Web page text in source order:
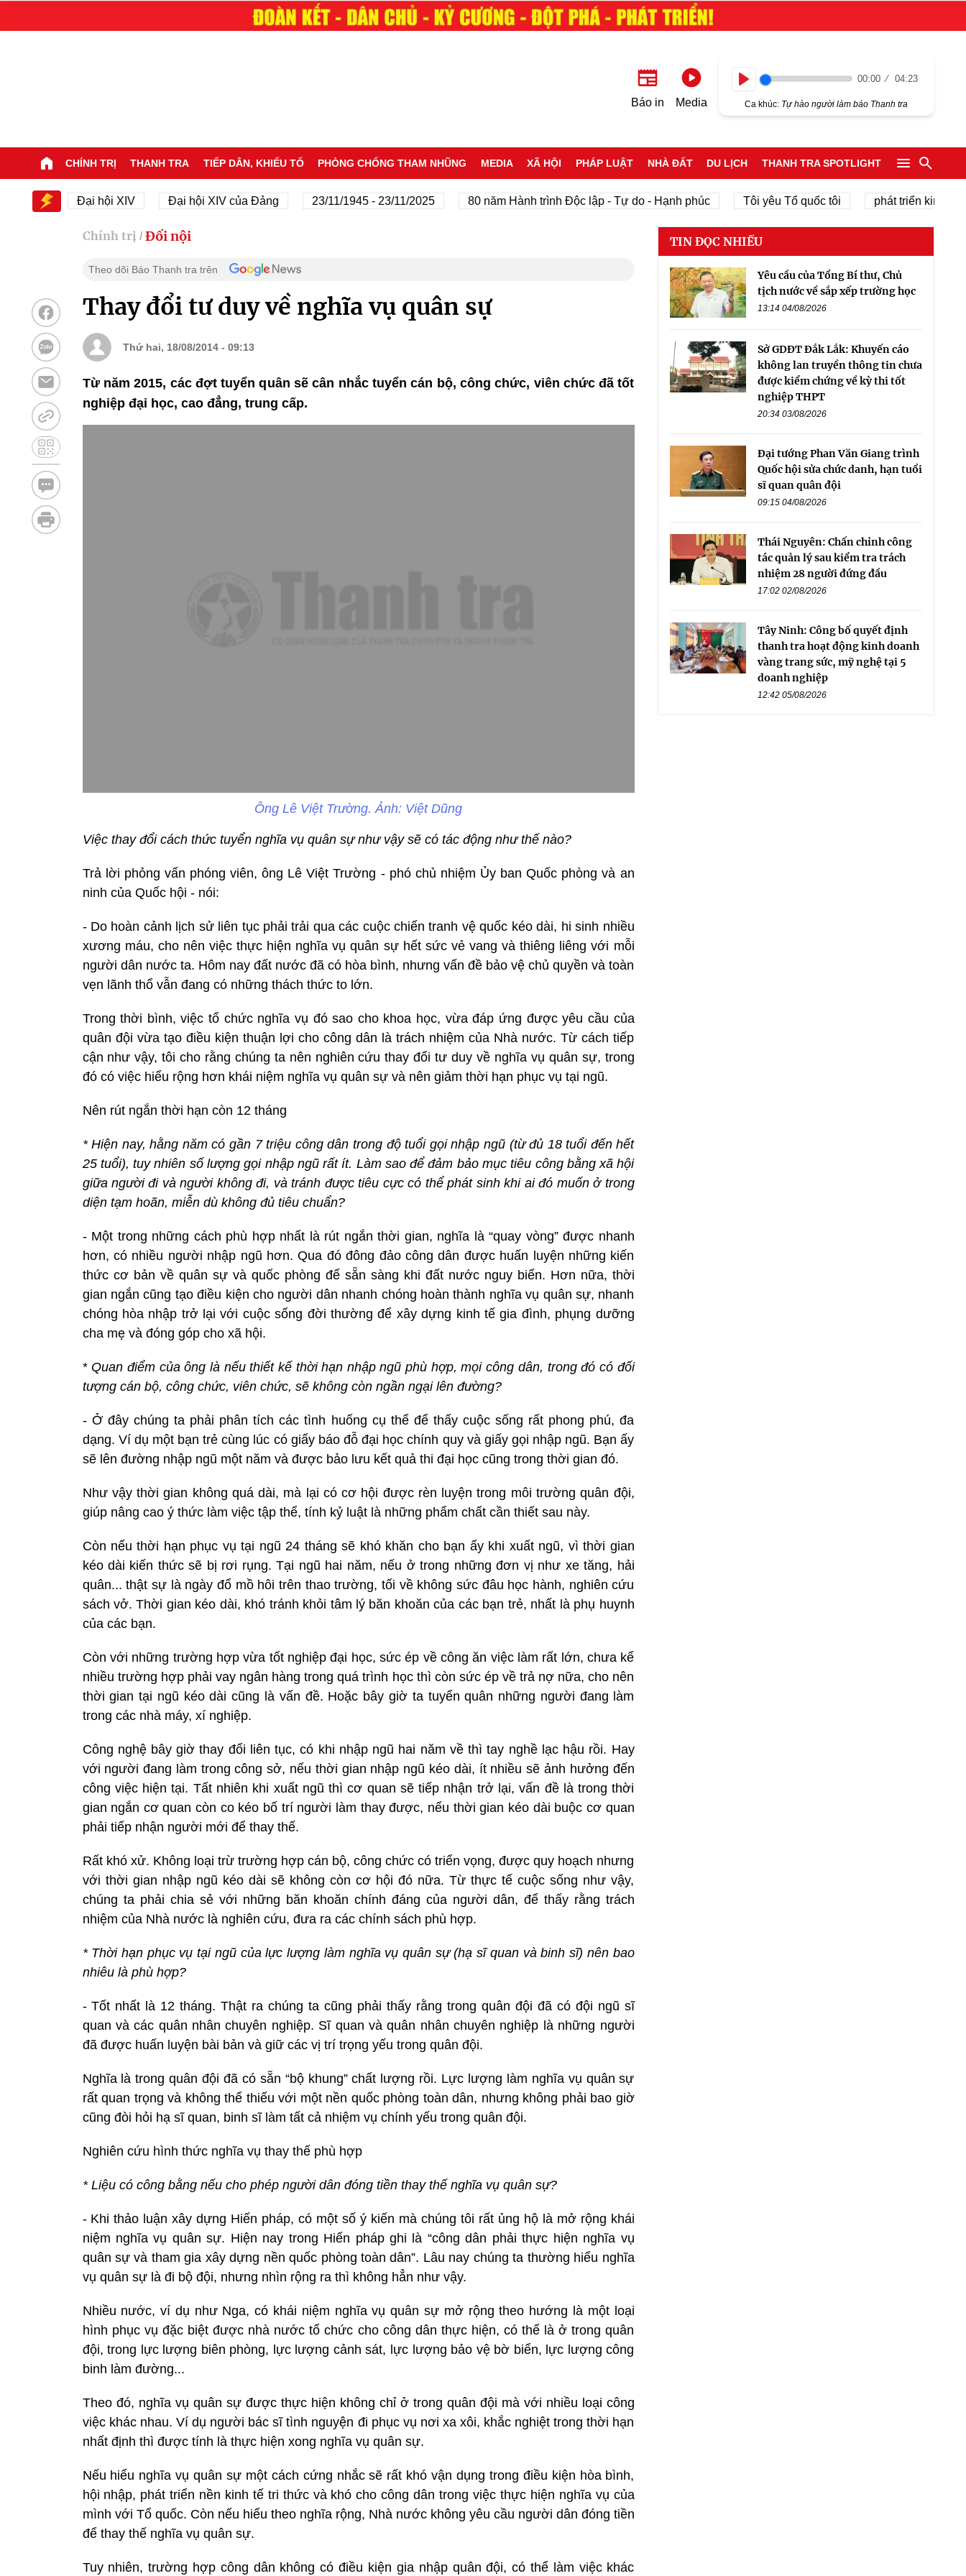
Báo in Media
00:00 04:23
Ca khúc: Tự hào người làm báo Thanh tra
CHÍNH TRỊ THANH TRA TIẾP DÂN, KHIẾU TỐ PHÒNG CHỐNG THAM NHŨNG MEDIA XÃ HỘI PHÁP LUẬT NHÀ ĐẤT DU LỊCH THANH TRA SPOTLIGHT
Đại hội XIV Đại hội XIV của Đảng 23/11/1945 - 23/11/2025 80 năm Hành trình Độc lập - Tự do - Hạnh phúc Tôi yêu Tổ quốc tôi phát triển kinh tế tư
Chính trị / Đối nội
Theo dõi Báo Thanh tra trên
Thay đổi tư duy về nghĩa vụ quân sự
Thứ hai, 18/08/2014 - 09:13
Từ năm 2015, các đợt tuyển quân sẽ cân nhắc tuyển cán bộ, công chức, viên chức đã tốt
nghiệp đại học, cao đẳng, trung cấp.
Ông Lê Việt Trường. Ảnh: Việt Dũng
Việc thay đổi cách thức tuyển nghĩa vụ quân sự như vậy sẽ có tác động như thế nào?
Trả lời phỏng vấn phóng viên, ông Lê Việt Trường - phó chủ nhiệm Ủy ban Quốc phòng và an
ninh của Quốc hội - nói:
- Do hoàn cảnh lịch sử liên tục phải trải qua các cuộc chiến tranh vệ quốc kéo dài, hi sinh nhiều
xương máu, cho nên việc thực hiện nghĩa vụ quân sự hết sức vẻ vang và thiêng liêng với mỗi
người dân nước ta. Hôm nay đất nước đã có hòa bình, nhưng vấn đề bảo vệ chủ quyền và toàn
vẹn lãnh thổ vẫn đang có những thách thức to lớn.
Trong thời bình, việc tổ chức nghĩa vụ đó sao cho khoa học, vừa đáp ứng được yêu cầu của
quân đội vừa tạo điều kiện thuận lợi cho công dân là trách nhiệm của Nhà nước. Từ cách tiếp
cận như vậy, tôi cho rằng chúng ta nên nghiên cứu thay đổi tư duy về nghĩa vụ quân sự, trong
đó có việc hiểu rộng hơn khái niệm nghĩa vụ quân sự và nên giảm thời hạn phục vụ tại ngũ.
Nên rút ngắn thời hạn còn 12 tháng
* Hiện nay, hằng năm có gần 7 triệu công dân trong độ tuổi gọi nhập ngũ (từ đủ 18 tuổi đến hết
25 tuổi), tuy nhiên số lượng gọi nhập ngũ rất ít. Làm sao để đảm bảo mục tiêu công bằng xã hội
giữa người đi và người không đi, và tránh được tiêu cực có thể phát sinh khi ai đó muốn ở trong
diện tạm hoãn, miễn dù không đủ tiêu chuẩn?
- Một trong những cách phù hợp nhất là rút ngắn thời gian, nghĩa là “quay vòng” được nhanh
hơn, có nhiều người nhập ngũ hơn. Qua đó đông đảo công dân được huấn luyện những kiến
thức cơ bản về quân sự và quốc phòng để sẵn sàng khi đất nước nguy biến. Hơn nữa, thời
gian ngắn cũng tạo điều kiện cho người dân nhanh chóng hoàn thành nghĩa vụ quân sự, nhanh
chóng hòa nhập trở lại với cuộc sống đời thường để xây dựng kinh tế gia đình, phụng dưỡng
cha mẹ và đóng góp cho xã hội.
*Quan điểm của ông là nếu thiết kế thời hạn nhập ngũ phù hợp, mọi công dân, trong đó có đối
tượng cán bộ, công chức, viên chức, sẽ không còn ngần ngại lên đường?
- Ở đây chúng ta phải phân tích các tình huống cụ thể để thấy cuộc sống rất phong phú, đa
dạng. Ví dụ một bạn trẻ cùng lúc có giấy báo đỗ đại học chính quy và giấy gọi nhập ngũ. Bạn ấy
sẽ lên đường nhập ngũ một năm và được bảo lưu kết quả thi đại học cũng trong thời gian đó.
Như vậy thời gian không quá dài, mà lại có cơ hội được rèn luyện trong môi trường quân đội,
giúp nâng cao ý thức làm việc tập thể, tính kỷ luật là những phẩm chất cần thiết sau này.
Còn nếu thời hạn phục vụ tại ngũ 24 tháng sẽ khó khăn cho bạn ấy khi xuất ngũ, vì thời gian
kéo dài kiến thức sẽ bị rơi rụng. Tại ngũ hai năm, nếu ở trong những đơn vị như xe tăng, hải
quân... thật sự là ngày đổ mồ hôi trên thao trường, tối về không sức đâu học hành, nghiên cứu
sách vở. Thời gian kéo dài, khó tránh khỏi tâm lý băn khoăn của các bạn trẻ, nhất là phụ huynh
của các bạn.
Còn với những trường hợp vừa tốt nghiệp đại học, sức ép về công ăn việc làm rất lớn, chưa kể
nhiều trường hợp phải vay ngân hàng trong quá trình học thì còn sức ép về trả nợ nữa, cho nên
thời gian tại ngũ kéo dài cũng là vấn đề. Hoặc bây giờ ta tuyển quân những người đang làm
trong các nhà máy, xí nghiệp.
Công nghệ bây giờ thay đổi liên tục, có khi nhập ngũ hai năm về thì tay nghề lạc hậu rồi. Hay
với người đang làm trong công sở, nếu thời gian nhập ngũ kéo dài, ít nhiều sẽ ảnh hưởng đến
công việc hiện tại. Tất nhiên khi xuất ngũ thì cơ quan sẽ tiếp nhận trở lại, vấn đề là trong thời
gian ngắn cơ quan còn co kéo bố trí người làm thay được, nếu thời gian kéo dài buộc cơ quan
phải tiếp nhận người mới để thay thế.
Rất khó xử. Không loại trừ trường hợp cán bộ, công chức có triển vọng, được quy hoạch nhưng
với thời gian nhập ngũ kéo dài sẽ không còn cơ hội đó nữa. Từ thực tế cuộc sống như vậy,
chúng ta phải chia sẻ với những băn khoăn chính đáng của người dân, để thấy rằng trách
nhiệm của Nhà nước là nghiên cứu, đưa ra các chính sách phù hợp.
* Thời hạn phục vụ tại ngũ của lực lượng làm nghĩa vụ quân sự (hạ sĩ quan và binh sĩ) nên bao
nhiêu là phù hợp?
- Tốt nhất là 12 tháng. Thật ra chúng ta cũng phải thấy rằng trong quân đội đã có đội ngũ sĩ
quan và các quân nhân chuyên nghiệp. Sĩ quan và quân nhân chuyên nghiệp là những người
đã được huấn luyện bài bản và giữ các vị trí trọng yếu trong quân đội.
Nghĩa là trong quân đội đã có sẵn “bộ khung” chất lượng rồi. Lực lượng làm nghĩa vụ quân sự
rất quan trọng và không thể thiếu với một nền quốc phòng toàn dân, nhưng không phải bao giờ
cũng đòi hỏi hạ sĩ quan, binh sĩ làm tất cả nhiệm vụ chính yếu trong quân đội.
Nghiên cứu hình thức nghĩa vụ thay thế phù hợp
* Liệu có công bằng nếu cho phép người dân đóng tiền thay thế nghĩa vụ quân sự?
- Khi thảo luận xây dựng Hiến pháp, có một số ý kiến mà chúng tôi rất ủng hộ là mở rộng khái
niệm nghĩa vụ quân sự. Hiện nay trong Hiến pháp ghi là “công dân phải thực hiện nghĩa vụ
quân sự và tham gia xây dựng nền quốc phòng toàn dân”. Lâu nay chúng ta thường hiểu nghĩa
vụ quân sự là đi bộ đội, nhưng nhìn rộng ra thì không hẳn như vậy.
Nhiều nước, ví dụ như Nga, có khái niệm nghĩa vụ quân sự mở rộng theo hướng là một loại
hình phục vụ đặc biệt được nhà nước tổ chức cho công dân thực hiện, có thể là ở trong quân
đội, trong lực lượng biên phòng, lực lượng cảnh sát, lực lượng bảo vệ bờ biển, lực lượng công
binh làm đường...
Theo đó, nghĩa vụ quân sự được thực hiện không chỉ ở trong quân đội mà với nhiều loại công
việc khác nhau. Ví dụ người bác sĩ tình nguyện đi phục vụ nơi xa xôi, khắc nghiệt trong thời hạn
nhất định thì được tính là thực hiện xong nghĩa vụ quân sự.
Nếu hiểu nghĩa vụ quân sự một cách cứng nhắc sẽ rất khó vận dụng trong điều kiện hòa bình,
hội nhập, phát triển nền kinh tế tri thức và khó cho công dân trong việc thực hiện nghĩa vụ của
mình với Tổ quốc. Còn nếu hiểu theo nghĩa rộng, Nhà nước không yêu cầu người dân đóng tiền
để thay thế nghĩa vụ quân sự.
Tuy nhiên, trường hợp công dân không có điều kiện gia nhập quân đội, có thể làm việc khác
TIN ĐỌC NHIỀU
Yêu cầu của Tổng Bí thư, Chủ
tịch nước về sắp xếp trường học
13:14 04/08/2026
Sở GDĐT Đắk Lắk: Khuyến cáo
không lan truyền thông tin chưa
được kiểm chứng về kỳ thi tốt
nghiệp THPT
20:34 03/08/2026
Đại tướng Phan Văn Giang trình
Quốc hội sửa chức danh, hạn tuổi
sĩ quan quân đội
09:15 04/08/2026
Thái Nguyên: Chấn chỉnh công
tác quản lý sau kiểm tra trách
nhiệm 28 người đứng đầu
17:02 02/08/2026
Tây Ninh: Công bố quyết định
thanh tra hoạt động kinh doanh
vàng trang sức, mỹ nghệ tại 5
doanh nghiệp
12:42 05/08/2026